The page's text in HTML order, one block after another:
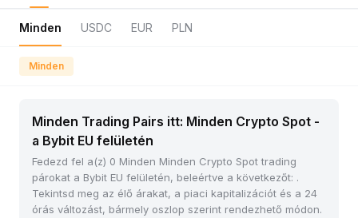
Minden USDC EUR PLN
Minden
Minden Trading Pairs itt: Minden Crypto Spot -
a Bybit EU felületén
Fedezd fel a(z) 0 Minden Minden Crypto Spot trading
párokat a Bybit EU felületén, beleértve a következőt: .
Tekintsd meg az élő árakat, a piaci kapitalizációt és a 24
órás változást, bármely oszlop szerint rendezhető módon.